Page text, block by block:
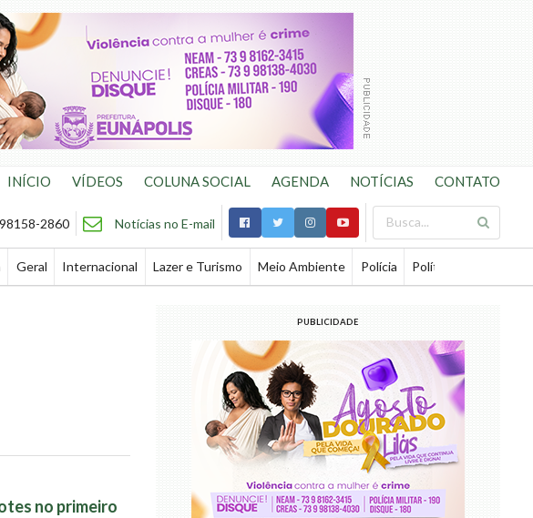
INÍCIO VÍDEOS COLUNA SOCIAL AGENDA NOTÍCIAS CONTATO
2860 Notícias no E-mail
Geral Internacional Lazer e Turismo Meio Ambiente Polícia Política
no primeiro
PUBLICIDADE